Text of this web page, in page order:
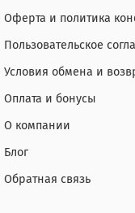
Оферта и политика
Пользовательское
Условия обмена и
Оплата и бонусы
О компании
Блог
Обратная связь